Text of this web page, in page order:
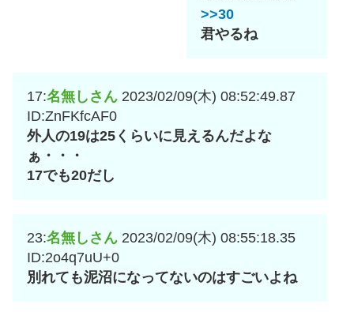
>>30
君やるね
17:名無しさん 2023/02/09(木) 08:52:49.87
ID:ZnFKfcAF0
外人の19は25くらいに見えるんだよな
ぁ・・・
17でも20だし
23:名無しさん 2023/02/09(木) 08:55:18.35
ID:2o4q7uU+0
別れても泥沼になってないのはすごいよね